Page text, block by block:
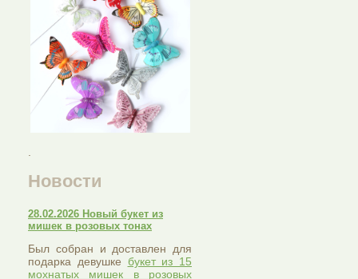
Новости
28.02.2026 Новый букет из
мишек в розовых тонах
Был собран и доставлен для
подарка девушке букет из 15
мохнатых мишек в розовых